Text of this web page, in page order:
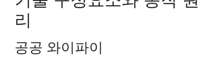
리
공공 와이파이